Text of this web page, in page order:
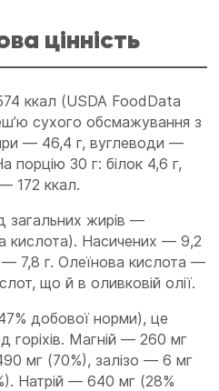
цінність
ккал (USDA FoodData
сухого обсмажування з
— 46,4 г, вуглеводи —
порцію 30 г: білок 4,6 г,
172 ккал.
загальних жирів —
кислота). Насичених — 9,2
— 7,8 г. Олеїнова кислота —
що й в оливковій олії.
добової норми), це
горіхів. Магній — 260 мг
мг (70%), залізо — 6 мг
Натрій — 640 мг (28%